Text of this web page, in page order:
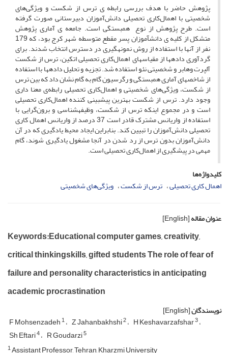
پژوهش حاضر با هدف بررسی رابطه ی ترس از شکست و ویژگی‌های
شخصیتی با اهمال‌کاری تحصیلی دانش‌آموزان دبیرستانی صورت گرفته
است. طرح پژوهش از نوع همبستگی است. جامعه ی آماری پژوهش
متشکل از کلیه ی دانش­آموزان پسر مقطع متوسطه شهر کرج بود، که 179
نفر از آنها با استفاده از روش نمونه­گیری در دسترس انتخاب شدند. برای
گردآوری داده­ها از مقیاس­های اهمال‌کاری تحصیلی اتکین، ترس از شکست
آلپرت و‌هابر و شخصیتی نئو استفاده شد. تجزیه و تحلیل داده­ها با استفاده
از شاخص­های آماری همبستگی و رگرسیون گام به گام نشان داد که بین ترس
از شکست، ویژگی‌های شخصیتی و اهمال‌کاری تحصیلی رابطه‌ی معنا ‌داری
وجود دارد. ترس از شکست بهترین پیش­بینی کننده اهمال‌کاری تحصیلی
است و در مجموع اینکه ترس از شکست، وظیفه­شناسی و برون‌گرایی با
استفاده از واریانس مشترک قادر است 37 درصد از واریانس اهمال‌ کاری
تحصیلی دانش‌آموزان را تبیین ‌کند. بنابراین ایجاد محیط یادگیری که در آن
دانش‌آموزان بدون ترس از رد شدن در آنجا مشغول یاد‌گیری شوند، گام
مهمی در پیشگیری از اهمال‌کاری تحصیلی است.
کلیدواژه‌ها
اهمال کاری تحصیلی ترس از شکست ویژگی‌های شخصیتی
عنوان مقاله[English]
Keywords:Educational computer games, creativity,
critical thinkingskills, gifted students The role of fear of
failure and personality characteristics in anticipating
academic procrastination
نویسندگان[English]
F Mohsenzadeh1 Z Jahanbakhshi2 H Keshavarzafshar3
Sh Eftari4 R Goudarzi5
1Assistant Professor, Tehran, Kharzmi University